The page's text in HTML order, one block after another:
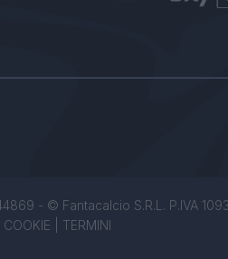
- © Fantacalcio S.R.L. P.IVA
COOKIE TERMINI